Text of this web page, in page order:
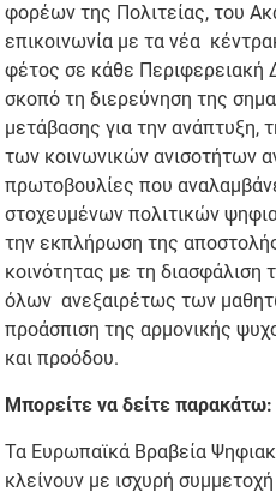
φορέων της Πολιτείας, του
επικοινωνία με τα νέα
φέτος σε κάθε Περιφερειακή
σκοπό τη διερεύνηση της
μετάβασης για την ανάπτυξη,
των κοινωνικών ανισοτήτων
πρωτοβουλίες που
στοχευμένων πολιτικών
την εκπλήρωση της
κοινότητας με τη διασφάλιση
όλων ανεξαιρέτως των
προάσπιση της αρμονικής
και προόδου.
Μπορείτε να δείτε παρακάτω:
Τα Ευρωπαϊκά Βραβεία
κλείνουν με ισχυρή